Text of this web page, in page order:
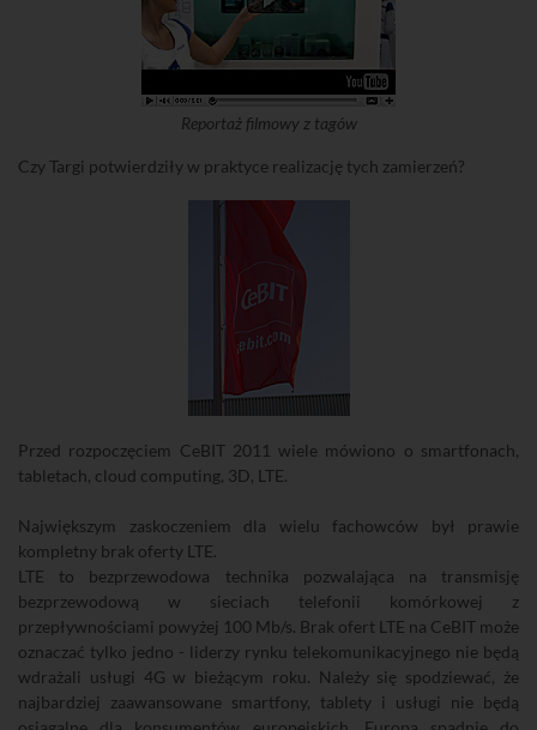
Reportaż filmowy z tagów
Czy Targi potwierdziły w praktyce realizację tych zamierzeń?
Przed rozpoczęciem CeBIT 2011 wiele mówiono o smartfonach,
tabletach, cloud computing, 3D, LTE.
Największym zaskoczeniem dla wielu fachowców był prawie
kompletny brak oferty LTE.
LTE to bezprzewodowa technika pozwalająca na transmisję
bezprzewodową w sieciach telefonii komórkowej z
przepływnościami powyżej 100 Mb/s. Brak ofert LTE na CeBIT może
oznaczać tylko jedno - liderzy rynku telekomunikacyjnego nie będą
wdrażali usługi 4G w bieżącym roku. Należy się spodziewać, że
najbardziej zaawansowane smartfony, tablety i usługi nie będą